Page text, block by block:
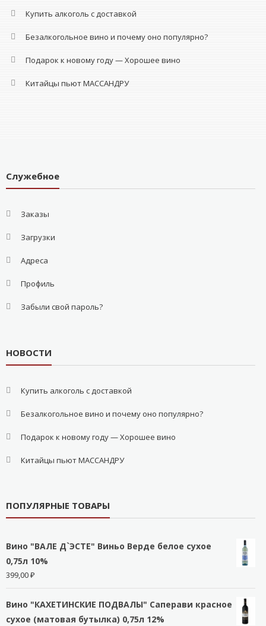
Купить алкоголь с доставкой
Безалкогольное вино и почему оно популярно?
Подарок к новому году — Хорошее вино
Китайцы пьют МАССАНДРУ
Служебное
Заказы
Загрузки
Адреса
Профиль
Забыли свой пароль?
НОВОСТИ
Купить алкоголь с доставкой
Безалкогольное вино и почему оно популярно?
Подарок к новому году — Хорошее вино
Китайцы пьют МАССАНДРУ
ПОПУЛЯРНЫЕ ТОВАРЫ
Вино "ВАЛЕ Д`ЭСТЕ" Виньо Верде белое сухое
0,75л 10%
399,00₽
Вино "КАХЕТИНСКИЕ ПОДВАЛЫ" Саперави красное
сухое (матовая бутылка) 0,75л 12%